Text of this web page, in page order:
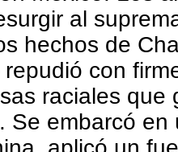
al
hechos de
con
raciales que
Se embarcó en